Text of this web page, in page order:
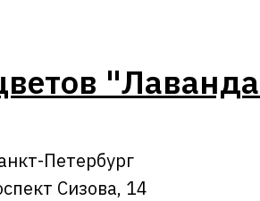
Петербург
Сизова, 14